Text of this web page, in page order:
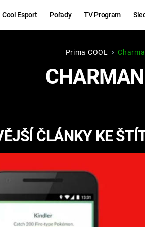
Cool Esport Pořady TV Program
Hry
KINGDOM
COME:
DELIVERANCE
ESPORT
Prima COOL
ČLÁNKY KE